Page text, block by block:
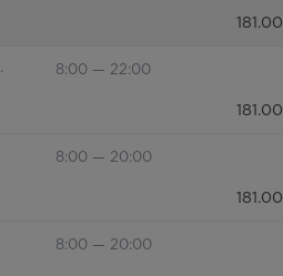
181.00
8:00 — 22:00
181.00
8:00 — 20:00
181.00
8:00 — 20:00